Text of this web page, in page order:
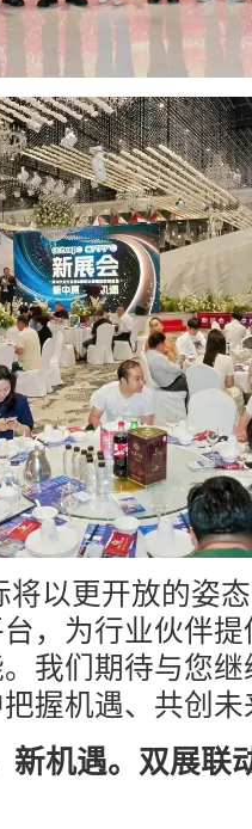
将以更开放的姿
，为行业伙伴
我们期待与您
握机遇、共创未
新机遇。双展联